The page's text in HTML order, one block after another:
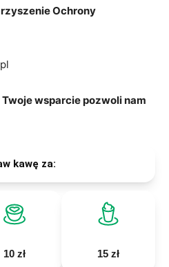
Ochrony
wsparcie pozwoli nam
kawę za:
10 zł 15 zł